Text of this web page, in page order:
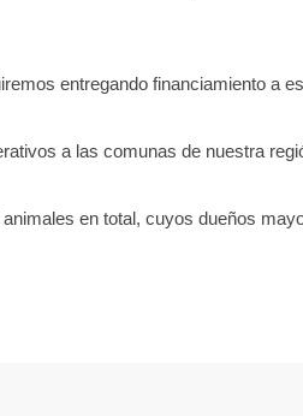
entregando financiamiento a
a las comunas de nuestra
en total, cuyos dueños